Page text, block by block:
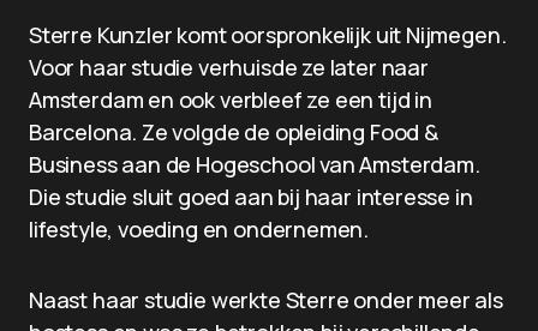
Sterre Kunzler komt oorspronkelijk uit Nijmegen.
Voor haar studie verhuisde ze later naar
Amsterdam en ook verbleef ze een tijd in
Barcelona. Ze volgde de opleiding Food &
Business aan de Hogeschool van Amsterdam.
Die studie sluit goed aan bij haar interesse in
lifestyle, voeding en ondernemen.
Naast haar studie werkte Sterre onder meer als